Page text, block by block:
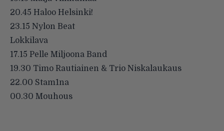
20.45 Haloo Helsinki!
23.15 Nylon Beat
Lokkilava
17.15 Pelle Miljoona Band
19.30 Timo Rautiainen & Trio Niskalaukaus
22.00 Stam1na
00.30 Mouhous